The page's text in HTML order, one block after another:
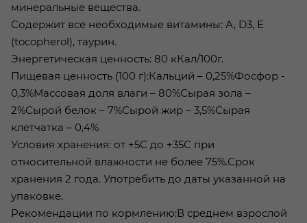
минеральные вещества.
Содержит все необходимые витамины: А, D3, Е
(tocopherol), таурин.
Энергетическая ценность: 80 кКал/100г.
Пищевая ценность (100 г):Кальций – 0,25%Фосфор -
0,3%Массовая доля влаги – 80%Сырая зола –
2%Сырой белок – 7%Сырой жир – 3,5%Сырая
клетчатка – 0,4%
Условия хранения: от +5С до +35С при
относительной влажности не более 75%.Срок
хранения 2 года. Употребить до даты указанной на
упаковке.
Рекомендации по кормлению:В среднем взрослой